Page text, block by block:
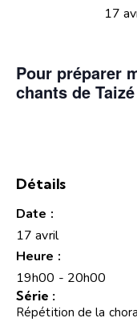
17
Pour préparer
chants de
Détails
Date :
17 avril
Heure :
19h00 - 20h00
Série :
Répétition de la